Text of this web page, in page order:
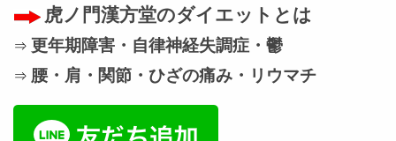
虎ノ門漢方堂のダイエットとは
⇒ 更年期障害・自律神経失調症・鬱
⇒ 腰・肩・関節・ひざの痛み・リウマチ